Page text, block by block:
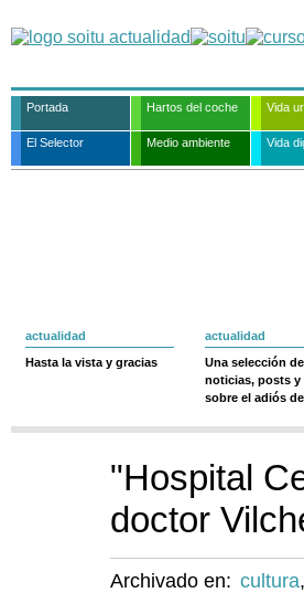
Portada Hartos del coche Vida
El Selector Medio ambiente Vida
actualidad
Hasta la vista y gracias
actualidad
Una selección de
noticias, posts y
sobre el adiós
"Hospital
doctor
Archivado en: cultura,